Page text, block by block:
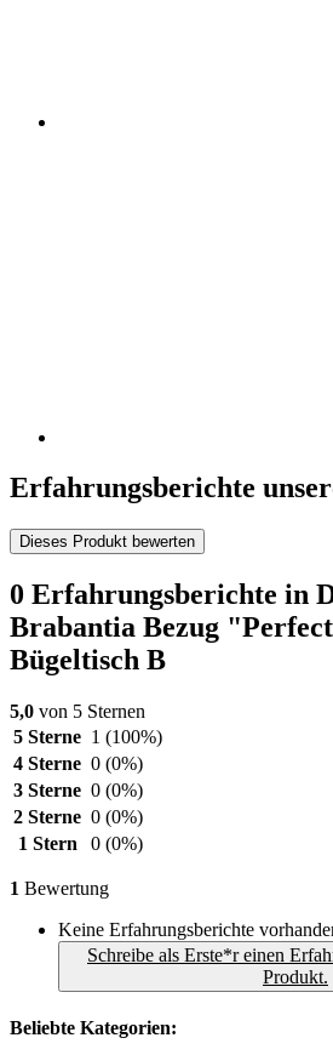
Erfahrungsberichte
Dieses Produkt bewerten
0 Erfahrungsberichte in
Brabantia Bezug
Bügeltisch B
5,0 von 5 Sternen
5 Sterne 1 (100%)
4 Sterne 0 (0%)
3 Sterne 0 (0%)
2 Sterne 0 (0%)
1 Stern
0 (0%)
1 Bewertung
Keine Erfahrungsberichte
Schreibe als Erste*r einen
Produkt.
Beliebte Kategorien: